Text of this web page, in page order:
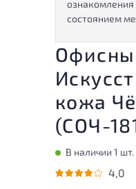
состоянием
кожа
(СОЧ-
В наличии 1 шт.
4,0